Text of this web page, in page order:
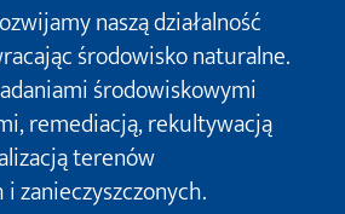
naszą działalność
środowisko naturalne.
środowiskowymi
remediacją, rekultywacją
terenów
zanieczyszczonych.